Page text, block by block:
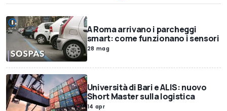
Assicurazione Auto Pneumatici Data Room Auto & Salute
Auto Usate Incentivi auto
A Roma arrivano i parcheggi
smart: come funzionano i sensori
28 mag
Università di Bari e ALIS: nuovo
Short Master sulla logistica
14 apr